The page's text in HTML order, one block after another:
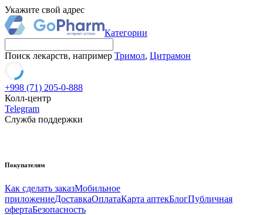
Укажите свой адрес
Категории
Поиск лекарств, например Тримол, Цитрамон
+998 (71) 205-0-888
Колл-центр
Telegram
Служба поддержки
Покупателям
Как сделать заказМобильное
приложениеДоставкаОплатаКарта аптекБлогПубличная
офертаБезопасность